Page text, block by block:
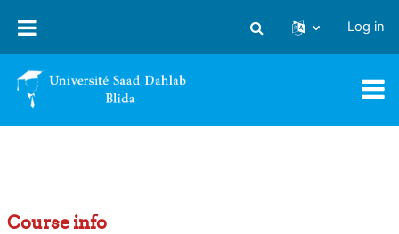
Toggle search input
Log in
Course info